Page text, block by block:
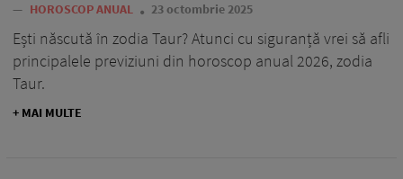
— HOROSCOP ANUAL 23 octombrie 2025
Ești născută în zodia Taur? Atunci cu siguranță vrei să afli
principalele previziuni din horoscop anual 2026, zodia
Taur.
+ MAI MULTE